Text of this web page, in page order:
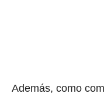
Además, como